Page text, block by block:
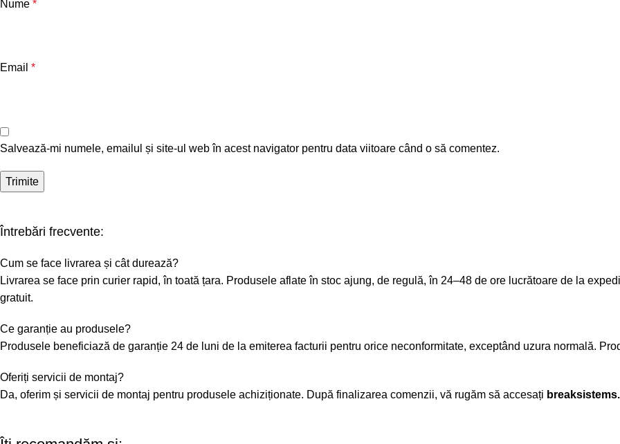
Nume *
Email *
Salvează-mi numele, emailul și site-ul web în acest navigator pentru data viitoare când o să comentez.
Întrebări frecvente:
Cum se face livrarea și cât durează?
Livrarea se face prin curier rapid, în toată țara. Produsele aflate în stoc ajung, de regulă, în 24–48 de ore lucrătoare de la
gratuit.
Ce garanție au produsele?
Produsele beneficiază de garanție 24 de luni de la emiterea facturii pentru orice neconformitate, exceptând uzura normală.
Oferiți servicii de montaj?
Da, oferim și servicii de montaj pentru produsele achiziționate. După finalizarea comenzii, vă rugăm să accesați